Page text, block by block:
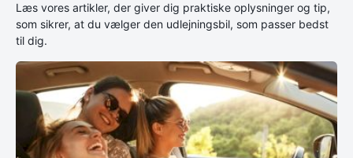
Læs vores artikler, der giver dig praktiske oplysninger og tip,
som sikrer, at du vælger den udlejningsbil, som passer bedst
til dig.